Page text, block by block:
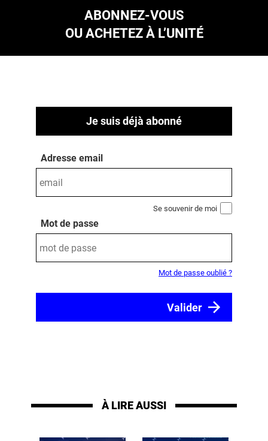
ABONNEZ-VOUS
OU ACHETEZ À L’UNITÉ
Je suis déjà abonné
Adresse email
Se souvenir de moi
Mot de passe
Mot de passe oublié ?
À LIRE AUSSI